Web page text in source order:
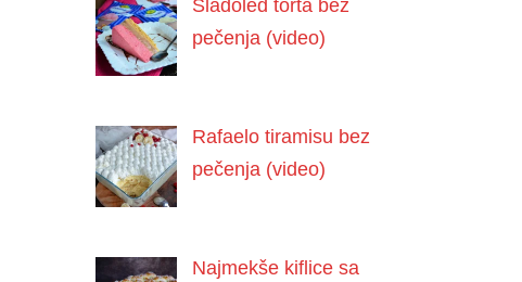
Sladoled torta bez
pečenja (video)
Rafaelo tiramisu bez
pečenja (video)
Najmekše kiflice sa